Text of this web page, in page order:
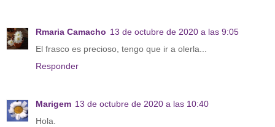
Rmaria Camacho 13 de octubre de 2020 a las 9:05
El frasco es precioso, tengo que ir a olerla...
Responder
Marigem 13 de octubre de 2020 a las 10:40
Hola.